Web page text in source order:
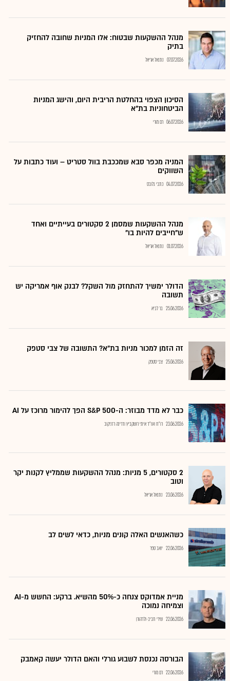
מנהל ההשקעות שבטוח: אלו המניות שחובה להחזיק
בתיק
07.07.2026 נתנאל אריאל
הסיכון הצפוי בהחלטת הריבית היום, והישג המניות
הביטחוניות בת"א
06.07.2026 רם מורי
המניה מכפר סבא שמככבת בוול סטריט – ועוד כתבות על
השווקים
04.07.2026 כתבי גלובס
מנהל ההשקעות שמסמן 2 סקטורים בעייתיים ואחד
ש"חייבים להיות בו"
01.07.2026 נתנאל אריאל
הדולר ימשיך להתחזק מול השקל? לבנק אוף אמריקה יש
תשובה
25.06.2026 בר לביא
זה הזמן למכור מניות בת"א? התשובה של צבי סטפק
25.06.2026 צבי סטפק
כבר לא מדד מבוזר: ה-S&P 500 הפך להימור מרוכז על AI
23.06.2026 רו"ח ועו"ד איתי רושקביץ ודרינה רזניקוב
2 סקטורים, 5 מניות: מנהל ההשקעות שממליץ לקנות יקר
וטוב
23.06.2026 נתנאל אריאל
כשהאנשים האלה קונים מניות, כדאי לשים לב
22.06.2026 יואב ספר
מניית אמדוקס צנחה כ-50% מהשיא. ברקע: החשש מ-AI
וצמיחה נמוכה
22.06.2026 שירי חביב-ולדהורן
הבורסה נכנסת לשבוע גורלי והאם הדולר יעשה קאמבק
22.06.2026 רם מורי